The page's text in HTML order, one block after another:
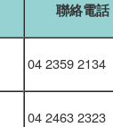
聯絡電話
04 2359 2134
04 2463 2323